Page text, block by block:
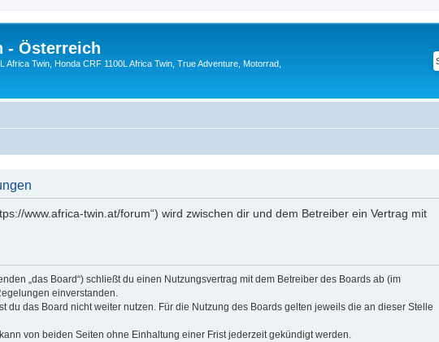
- Österreich
Africa Twin, Honda CRF 1100L Africa Twin, True Adventure, Motorrad,
www.africa-twin.at/forum“) wird zwischen dir und dem Betreiber ein Vertrag mit
„das Board“) schließt du einen Nutzungsvertrag mit dem Betreiber des Boards ab (im
einverstanden.
du das Board nicht weiter nutzen. Für die Nutzung des Boards gelten jeweils die an dieser Stelle
von beiden Seiten ohne Einhaltung einer Frist jederzeit gekündigt werden.